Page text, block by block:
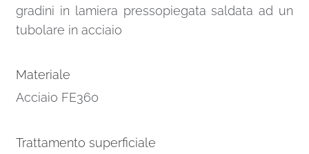
gradini in lamiera pressopiegata saldata ad un
tubolare in acciaio
Materiale
Acciaio FE360
Trattamento superficiale